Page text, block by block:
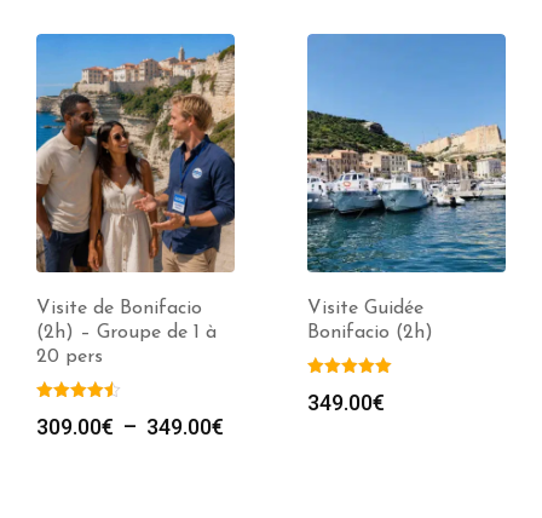
Visite de Bonifacio
(2h) – Groupe de 1 à
20 pers
309.00€ – 349.00€
Visite Guidée
Bonifacio (2h)
349.00€